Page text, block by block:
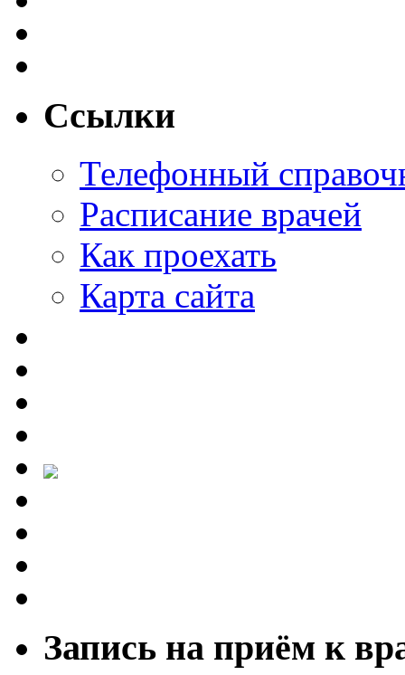
Ссылки
Телефонный
Расписание врачей
Как проехать
Карта сайта
Запись на приём к